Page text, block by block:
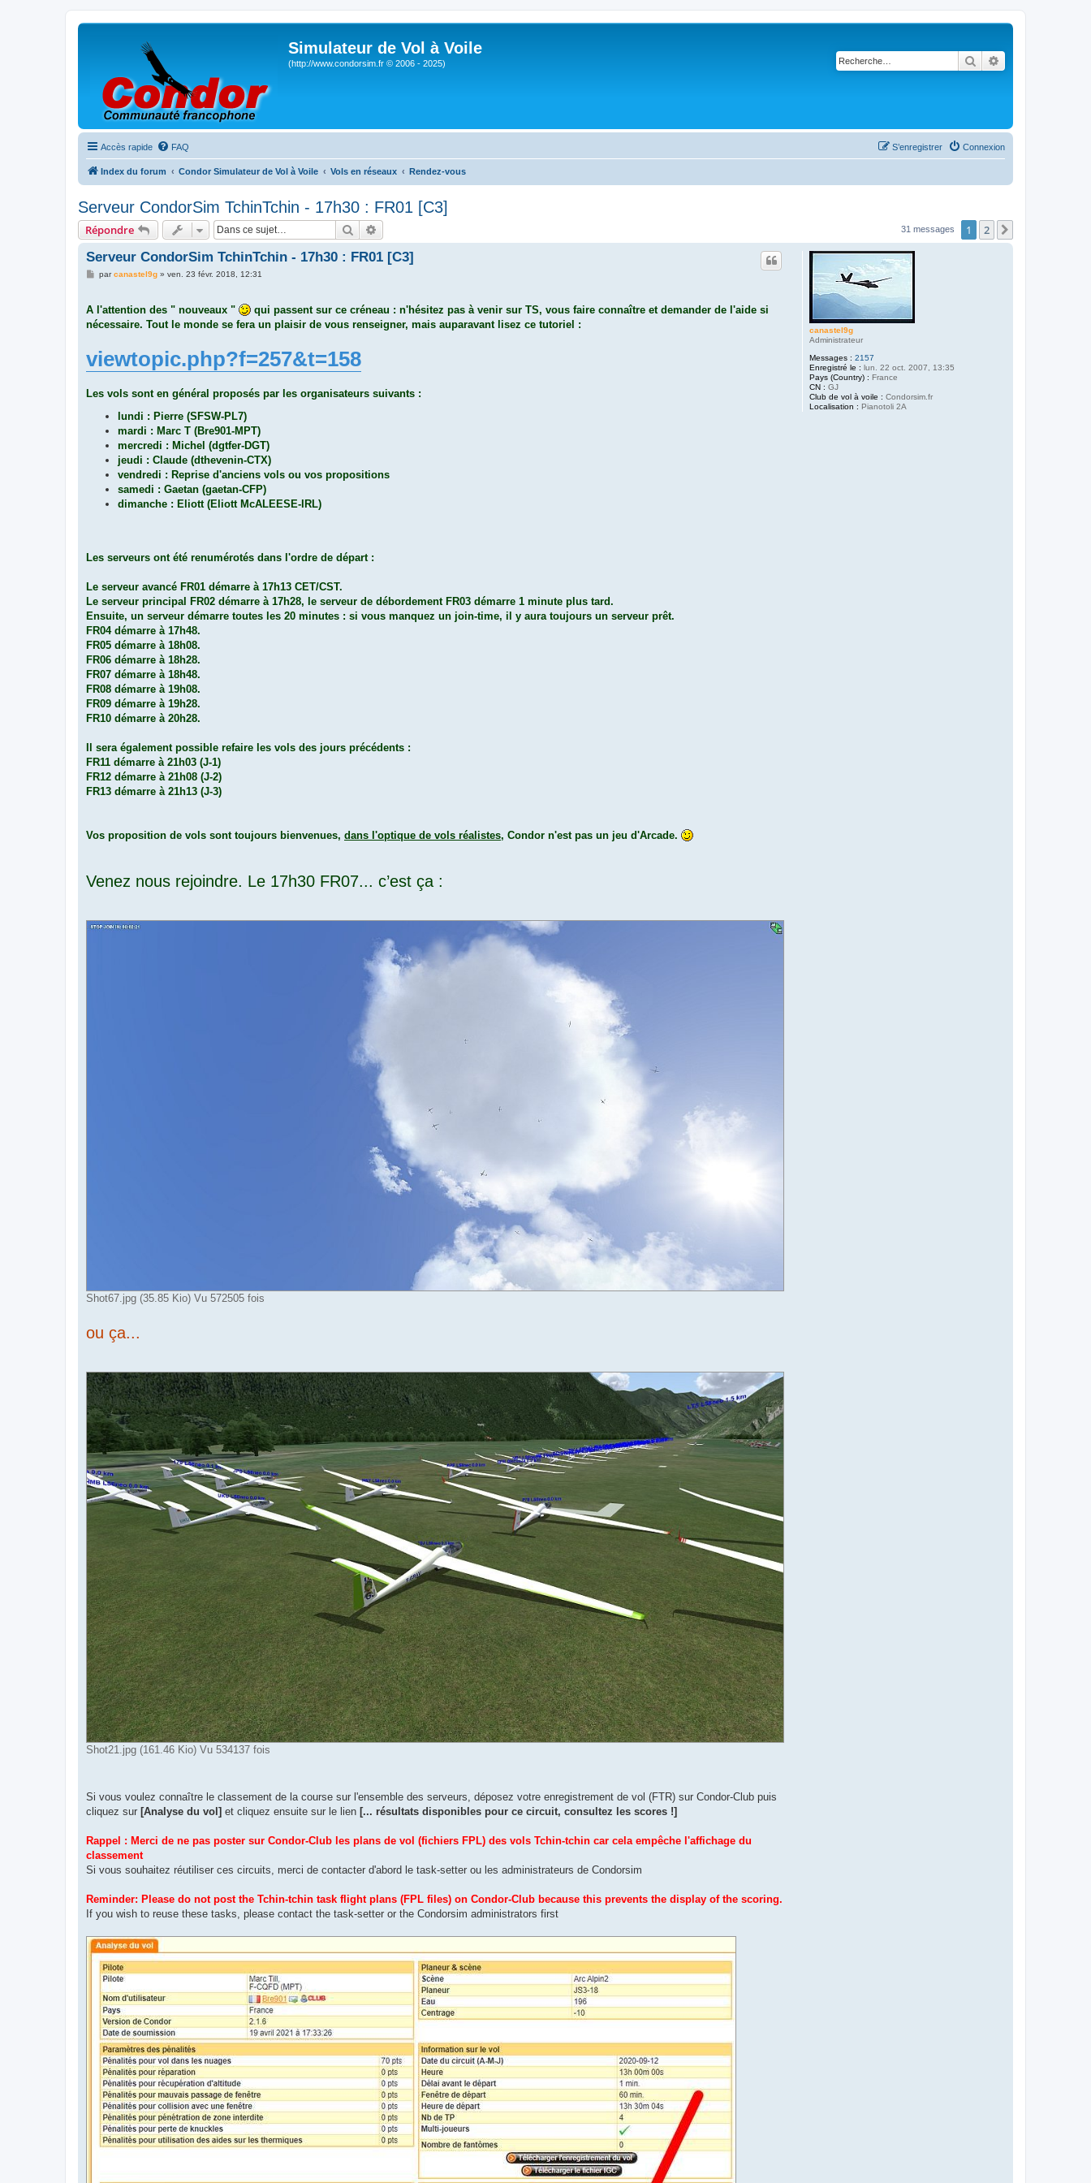
Simulateur de Vol à Voile
(http://www.condorsim.fr © 2006 - 2025) Rechercher
Accès rapide FAQ Connexion
S’enregistrer
Index du forum Condor Simulateur de Vol à Voile Vols en réseaux Rendez-vous
Serveur CondorSim TchinTchin - 17h30 : FR01 [C3]
Répondre Rechercher 31 messages 1 2
canastel9g
Administrateur
Messages : 2157
Enregistré le : lun. 22 oct. 2007, 13:35
Pays (Country) : France
CN : GJ
Club de vol à voile : Condorsim.fr
Localisation : Pianotoli 2A
Serveur CondorSim TchinTchin - 17h30 : FR01 [C3]
M
a
g
parcanastel9g» ven. 23 févr. 2018, 12:31
A l'attention des " nouveaux "
qui passent sur ce créneau : n'hésitez pas à venir sur TS, vous faire connaître et demander de l'aide si
nécessaire. Tout le monde se fera un plaisir de vous renseigner, mais auparavant lisez ce tutoriel :
viewtopic.php?f=257&t=158
Les vols sont en général proposés par les organisateurs suivants :
lundi : Pierre (SFSW-PL7)
mardi : Marc T (Bre901-MPT)
mercredi : Michel (dgtfer-DGT)
jeudi : Claude (dthevenin-CTX)
vendredi : Reprise d'anciens vols ou vos propositions
samedi : Gaetan (gaetan-CFP)
dimanche : Eliott (Eliott McALEESE-IRL)
Les serveurs ont été renumérotés dans l'ordre de départ :
Le serveur avancé FR01 démarre à 17h13 CET/CST.
Le serveur principal FR02 démarre à 17h28, le serveur de débordement FR03 démarre 1 minute plus tard.
Ensuite, un serveur démarre toutes les 20 minutes : si vous manquez un join-time, il y aura toujours un serveur prêt.
FR04 démarre à 17h48.
FR05 démarre à 18h08.
FR06 démarre à 18h28.
FR07 démarre à 18h48.
FR08 démarre à 19h08.
FR09 démarre à 19h28.
FR10 démarre à 20h28.
Il sera également possible refaire les vols des jours précédents :
FR11 démarre à 21h03 (J-1)
FR12 démarre à 21h08 (J-2)
FR13 démarre à 21h13 (J-3)
Vos proposition de vols sont toujours bienvenues, dans l'optique de vols réalistes, Condor n'est pas un jeu d'Arcade.
Venez nous rejoindre. Le 17h30 FR07... c’est ça :
Shot67.jpg (35.85 Kio) Vu 572505 fois
ou ça...
Shot21.jpg (161.46 Kio) Vu 534137 fois
Si vous voulez connaître le classement de la course sur l'ensemble des serveurs, déposez votre enregistrement de vol (FTR) sur Condor-Club puis
cliquez sur [Analyse du vol] et cliquez ensuite sur le lien [... résultats disponibles pour ce circuit, consultez les scores !]
Rappel : Merci de ne pas poster sur Condor-Club les plans de vol (fichiers FPL) des vols Tchin-tchin car cela empêche l'affichage du
classement
Si vous souhaitez réutiliser ces circuits, merci de contacter d'abord le task-setter ou les administrateurs de Condorsim
Reminder: Please do not post the Tchin-tchin task flight plans (FPL files) on Condor-Club because this prevents the display of the scoring.
If you wish to reuse these tasks, please contact the task-setter or the Condorsim administrators first